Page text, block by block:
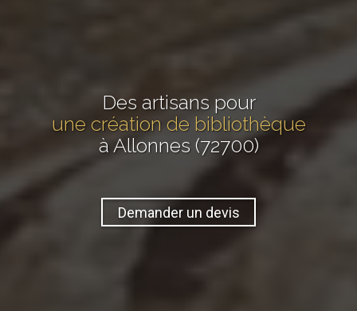
Des artisans pour
une création de bibliothèque
à Allonnes (72700)
Demander un devis